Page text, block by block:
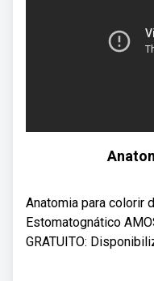
Anatomia para colorir
Estomatognático
GRATUITO: